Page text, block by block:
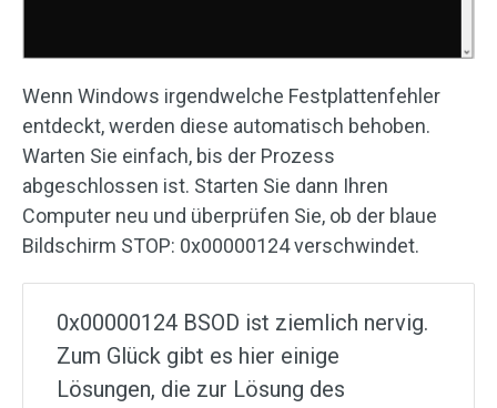
Wenn Windows irgendwelche Festplattenfehler
entdeckt, werden diese automatisch behoben.
Warten Sie einfach, bis der Prozess
abgeschlossen ist. Starten Sie dann Ihren
Computer neu und überprüfen Sie, ob der blaue
Bildschirm STOP: 0x00000124 verschwindet.
0x00000124 BSOD ist ziemlich nervig.
Zum Glück gibt es hier einige
Lösungen, die zur Lösung des